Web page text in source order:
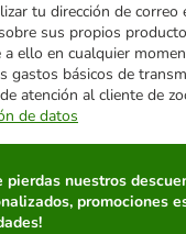
tu dirección de correo
sus propios
ello en cualquier
gastos básicos de
atención al cliente de
de datos
pierdas nuestros
promociones